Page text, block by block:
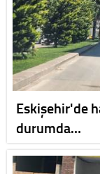
Eskişehir'de
durumda…